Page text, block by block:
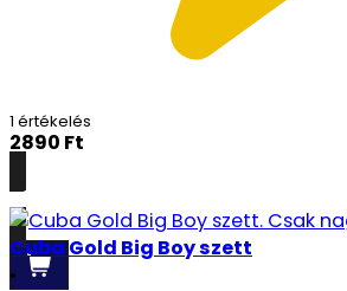
1 értékelés
2890 Ft
Részletek
Cuba Gold Big Boy szett
•